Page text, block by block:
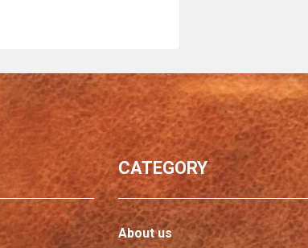
CATEGORY
About us